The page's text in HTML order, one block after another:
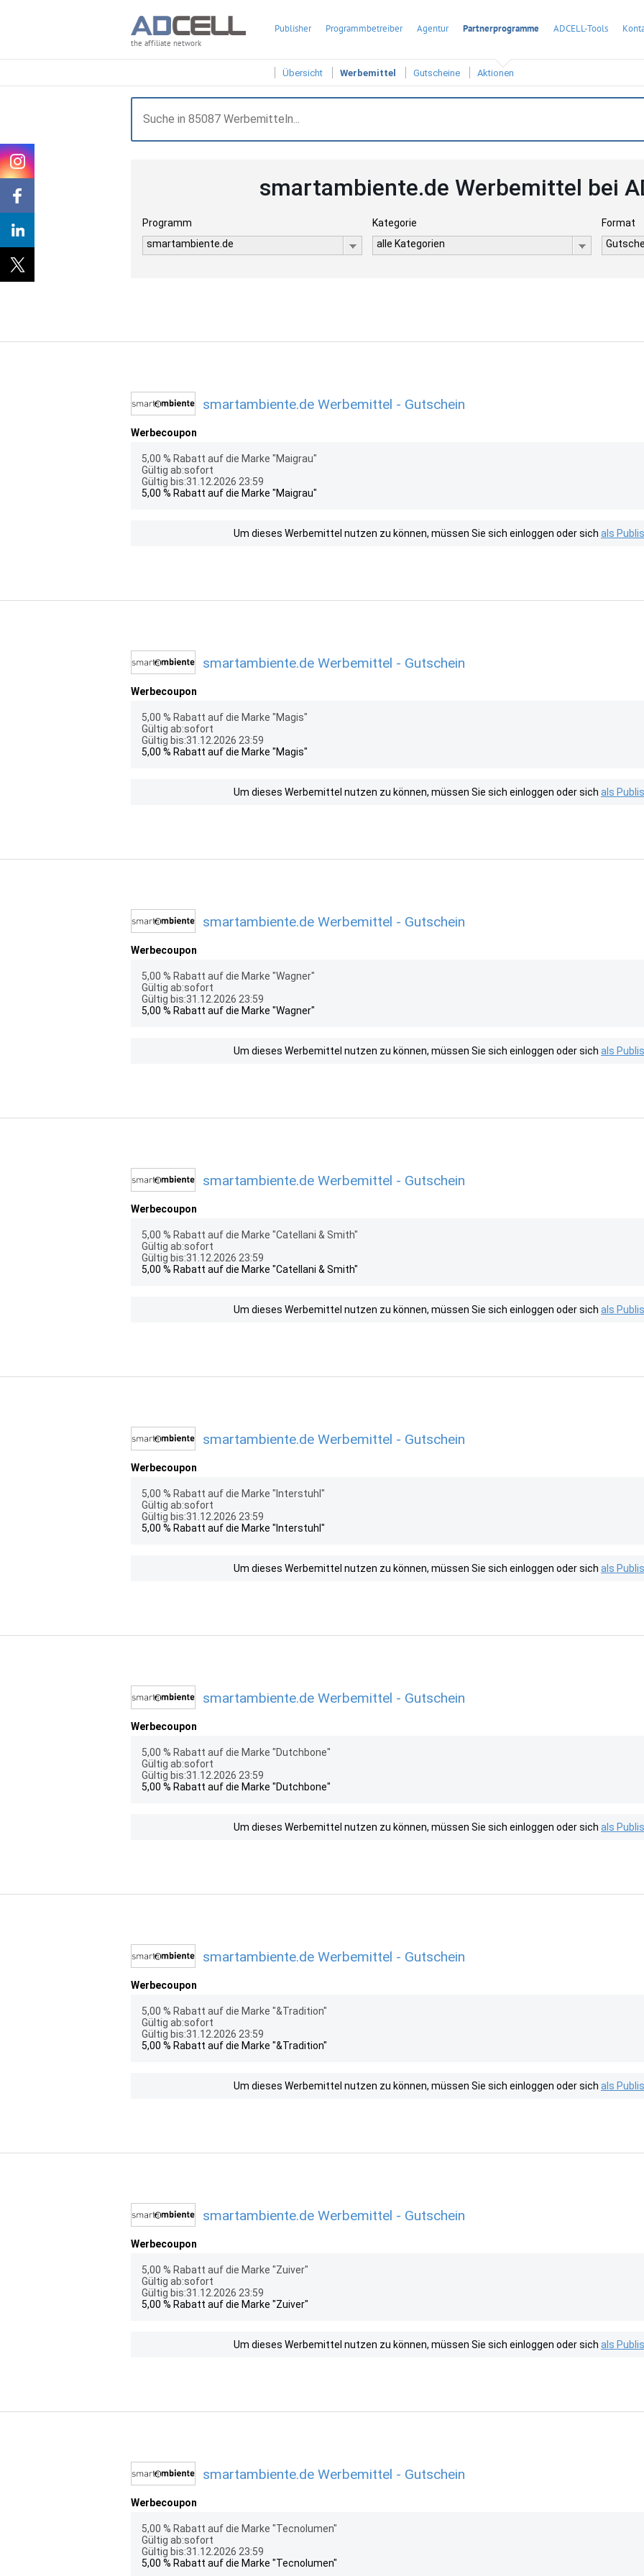
the affiliate network
Publisher Programmbetreiber Agentur Partnerprogramme ADCELL-Tools
Übersicht Werbemittel Gutscheine Aktionen
smartambiente.de Werbemittel bei
Programm
smartambiente.de
Kategorie
alle Kategorien
Format
smartambiente.de Werbemittel - Gutschein
Werbecoupon
5,00 % Rabatt auf die Marke "Maigrau"
Gültig ab:sofort
Gültig bis:31.12.2026 23:59
5,00 % Rabatt auf die Marke "Maigrau"
Um dieses Werbemittel nutzen zu können, müssen Sie sich einloggen oder sich als
smartambiente.de Werbemittel - Gutschein
Werbecoupon
5,00 % Rabatt auf die Marke "Magis"
Gültig ab:sofort
Gültig bis:31.12.2026 23:59
5,00 % Rabatt auf die Marke "Magis"
Um dieses Werbemittel nutzen zu können, müssen Sie sich einloggen oder sich als
smartambiente.de Werbemittel - Gutschein
Werbecoupon
5,00 % Rabatt auf die Marke "Wagner"
Gültig ab:sofort
Gültig bis:31.12.2026 23:59
5,00 % Rabatt auf die Marke "Wagner"
Um dieses Werbemittel nutzen zu können, müssen Sie sich einloggen oder sich als
smartambiente.de Werbemittel - Gutschein
Werbecoupon
5,00 % Rabatt auf die Marke "Catellani & Smith"
Gültig ab:sofort
Gültig bis:31.12.2026 23:59
5,00 % Rabatt auf die Marke "Catellani & Smith"
Um dieses Werbemittel nutzen zu können, müssen Sie sich einloggen oder sich als
smartambiente.de Werbemittel - Gutschein
Werbecoupon
5,00 % Rabatt auf die Marke "Interstuhl"
Gültig ab:sofort
Gültig bis:31.12.2026 23:59
5,00 % Rabatt auf die Marke "Interstuhl"
Um dieses Werbemittel nutzen zu können, müssen Sie sich einloggen oder sich als
smartambiente.de Werbemittel - Gutschein
Werbecoupon
5,00 % Rabatt auf die Marke "Dutchbone"
Gültig ab:sofort
Gültig bis:31.12.2026 23:59
5,00 % Rabatt auf die Marke "Dutchbone"
Um dieses Werbemittel nutzen zu können, müssen Sie sich einloggen oder sich als
smartambiente.de Werbemittel - Gutschein
Werbecoupon
5,00 % Rabatt auf die Marke "&Tradition"
Gültig ab:sofort
Gültig bis:31.12.2026 23:59
5,00 % Rabatt auf die Marke "&Tradition"
Um dieses Werbemittel nutzen zu können, müssen Sie sich einloggen oder sich als
smartambiente.de Werbemittel - Gutschein
Werbecoupon
5,00 % Rabatt auf die Marke "Zuiver"
Gültig ab:sofort
Gültig bis:31.12.2026 23:59
5,00 % Rabatt auf die Marke "Zuiver"
Um dieses Werbemittel nutzen zu können, müssen Sie sich einloggen oder sich als
smartambiente.de Werbemittel - Gutschein
Werbecoupon
5,00 % Rabatt auf die Marke "Tecnolumen"
Gültig ab:sofort
Gültig bis:31.12.2026 23:59
5,00 % Rabatt auf die Marke "Tecnolumen"